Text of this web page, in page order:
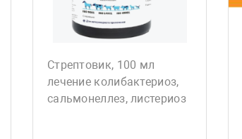
Стрептовик, 100 мл
лечение колибактериоз,
сальмонеллез, листериоз